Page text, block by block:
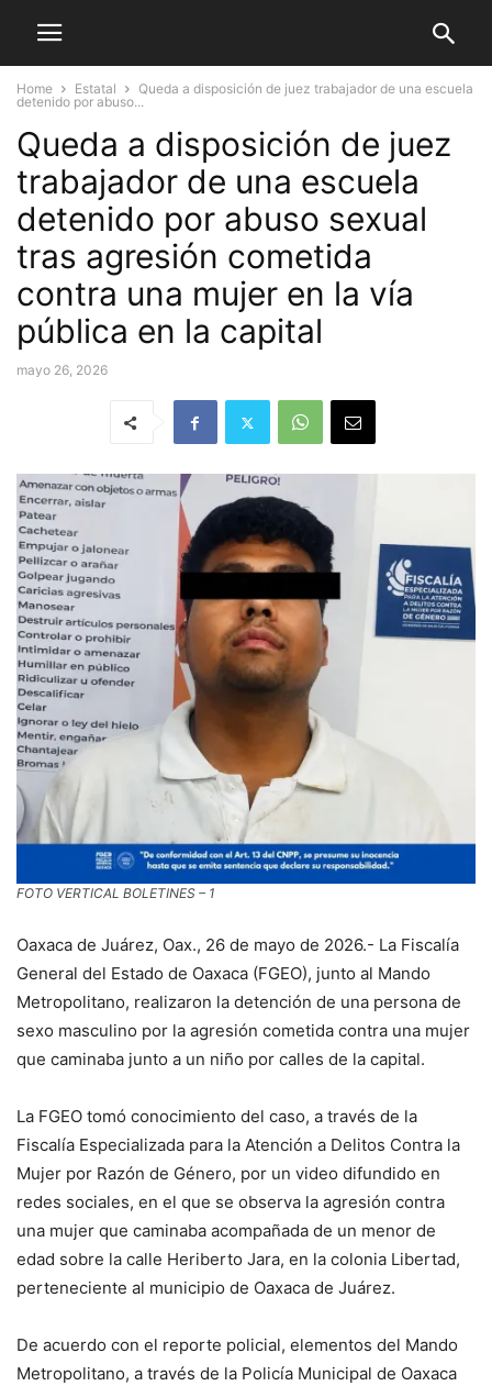
Home Estatal
Queda a disposición de juez trabajador de una escuela
detenido por abuso...
Queda a disposición de juez
trabajador de una escuela
detenido por abuso sexual
tras agresión cometida
contra una mujer en la vía
pública en la capital
mayo 26, 2026
FOTO VERTICAL BOLETINES – 1
Oaxaca de Juárez, Oax., 26 de mayo de 2026.- La Fiscalía
General del Estado de Oaxaca (FGEO), junto al Mando
Metropolitano, realizaron la detención de una persona de
sexo masculino por la agresión cometida contra una mujer
que caminaba junto a un niño por calles de la capital.
La FGEO tomó conocimiento del caso, a través de la
Fiscalía Especializada para la Atención a Delitos Contra la
Mujer por Razón de Género, por un video difundido en
redes sociales, en el que se observa la agresión contra
una mujer que caminaba acompañada de un menor de
edad sobre la calle Heriberto Jara, en la colonia Libertad,
perteneciente al municipio de Oaxaca de Juárez.
De acuerdo con el reporte policial, elementos del Mando
Metropolitano, a través de la Policía Municipal de Oaxaca